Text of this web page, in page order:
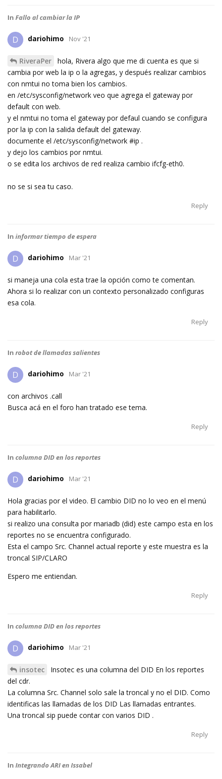
In Fallo al cambiar la IP
D dariohimo Nov '21
RiveraPer
hola, Rivera algo que me di cuenta es que si
cambia por web la ip o la agregas, y después realizar cambios
con nmtui no toma bien los cambios.
en /etc/sysconfig/network veo que agrega el gateway por
default con web.
y el nmtui no toma el gateway por defaul cuando se configura
por la ip con la salida default del gateway.
documente el /etc/sysconfig/network #ip .
y dejo los cambios por nmtui.
o se edita los archivos de red realiza cambio ifcfg-eth0.
no se si sea tu caso.
Reply
In informar tiempo de espera
D dariohimo Mar '21
si maneja una cola esta trae la opción como te comentan.
Ahora si lo realizar con un contexto personalizado configuras
esa cola.
Reply
In robot de llamadas salientes
D dariohimo Mar '21
con archivos .call
Busca acá en el foro han tratado ese tema.
Reply
In columna DID en los reportes
D dariohimo Mar '21
Hola gracias por el video. El cambio DID no lo veo en el menú
para habilitarlo.
si realizo una consulta por mariadb (did) este campo esta en los
reportes no se encuentra configurado.
Esta el campo Src. Channel actual reporte y este muestra es la
troncal SIP/CLARO
Espero me entiendan.
Reply
In columna DID en los reportes
D dariohimo Mar '21
insotec
Insotec es una columna del DID En los reportes
del cdr.
La columna Src. Channel solo sale la troncal y no el DID. Como
identificas las llamadas de los DID Las llamadas entrantes.
Una troncal sip puede contar con varios DID .
Reply
In Integrando ARI en Issabel